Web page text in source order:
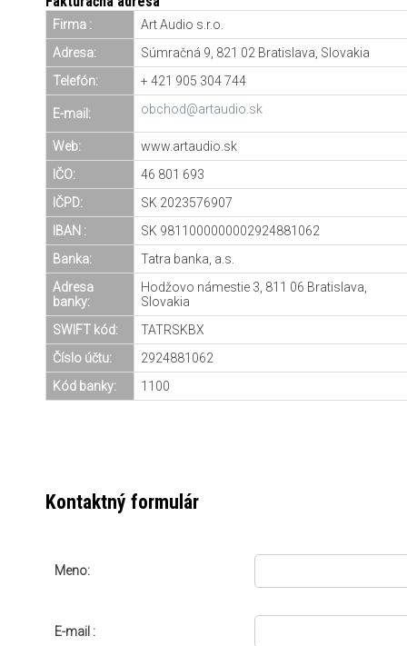
Firma :
Art Audio s.r.o.
Adresa:
Súmračná 9, 821 02 Bratislava, Slovakia
Telefón:
+ 421 905 304 744
E-mail: obchod@artaudio.sk
Web:
www.artaudio.sk
IČO:
46 801 693
IČPD:
SK 2023576907
IBAN :
SK 9811000000002924881062
Banka:
Tatra banka, a.s.
Adresa
banky:
Hodžovo námestie 3, 811 06 Bratislava,
Slovakia
SWIFT kód:
TATRSKBX
Číslo účtu:
2924881062
Kód banky:
1100
Kontaktný formulár
Meno:
E-mail :